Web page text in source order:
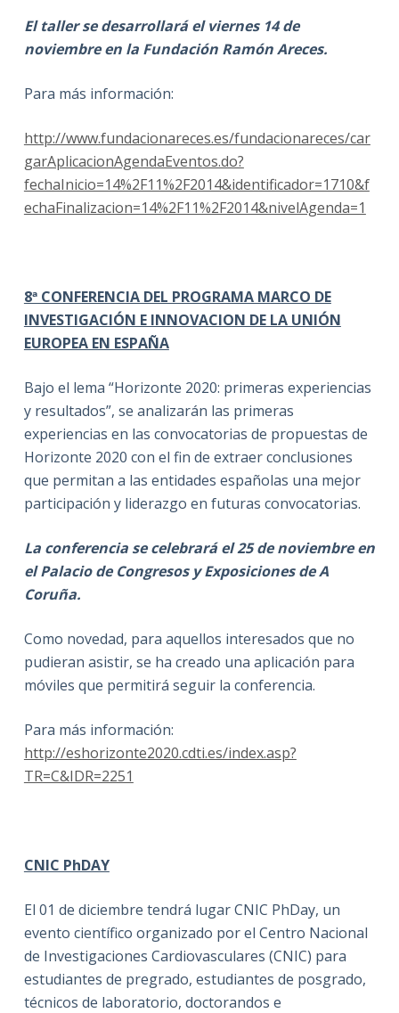
El taller se desarrollará el viernes 14 de
noviembre en la Fundación Ramón Areces.
Para más información:
http://www.fundacionareces.es/fundacionareces/car
garAplicacionAgendaEventos.do?
fechaInicio=14%2F11%2F2014&identificador=1710&f
echaFinalizacion=14%2F11%2F2014&nivelAgenda=1
8ª CONFERENCIA DEL PROGRAMA MARCO DE
INVESTIGACIÓN E INNOVACION DE LA UNIÓN
EUROPEA EN ESPAÑA
Bajo el lema “Horizonte 2020: primeras experiencias
y resultados”, se analizarán las primeras
experiencias en las convocatorias de propuestas de
Horizonte 2020 con el fin de extraer conclusiones
que permitan a las entidades españolas una mejor
participación y liderazgo en futuras convocatorias.
La conferencia se celebrará el 25 de noviembre en
el Palacio de Congresos y Exposiciones de A
Coruña.
Como novedad, para aquellos interesados que no
pudieran asistir, se ha creado una aplicación para
móviles que permitirá seguir la conferencia.
Para más información:
http://eshorizonte2020.cdti.es/index.asp?
TR=C&IDR=2251
CNIC PhDAY
El 01 de diciembre tendrá lugar CNIC PhDay, un
evento científico organizado por el Centro Nacional
de Investigaciones Cardiovasculares (CNIC) para
estudiantes de pregrado, estudiantes de posgrado,
técnicos de laboratorio, doctorandos e